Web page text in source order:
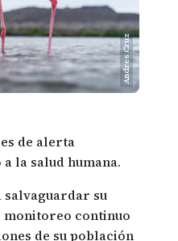
Andres Cruz
de alerta
la salud humana.
salvaguardar su
monitoreo continuo
de su población